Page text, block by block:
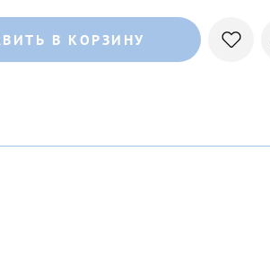
В КОРЗИНУ